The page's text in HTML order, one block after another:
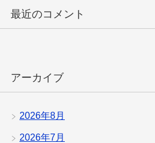
最近のコメント
アーカイブ
2026年8月
2026年7月